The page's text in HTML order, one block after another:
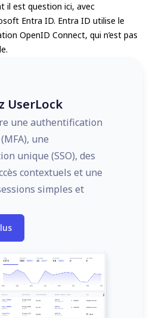
il est question ici, avec
Entra ID. Entra ID utilise le
OpenID Connect, qui n’est pas
UserLock
une authentification
une
unique (SSO), des
contextuels et une
simples et